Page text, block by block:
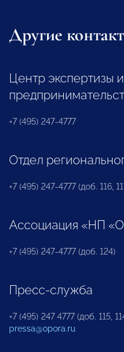
Другие
Центр экспертизы
+7 (495) 247-4777
Отдел
+7 (495) 247-4777 (доб. 116,
Ассоциация «НП
+7 (495) 247-4777 (доб. 124)
Пресс-служба
+7 (495) 247 4777 (доб. 115,
pressa@opora.ru